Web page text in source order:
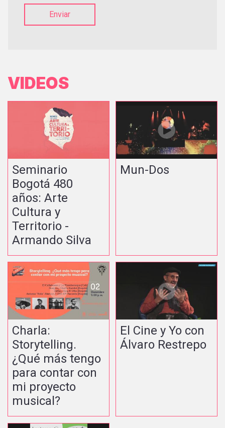
Enviar
VIDEOS
Seminario
Bogotá 480
años: Arte
Cultura y
Territorio -
Armando Silva
Mun-Dos
Charla:
Storytelling.
¿Qué más tengo
para contar con
mi proyecto
musical?
El Cine y Yo con
Álvaro Restrepo